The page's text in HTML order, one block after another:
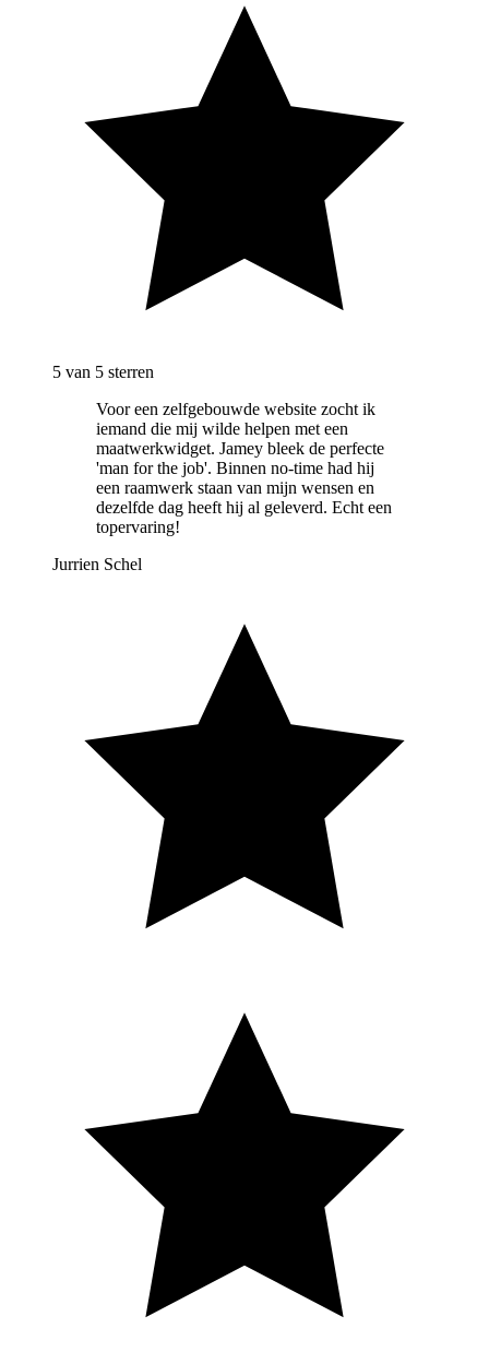
5 van 5 sterren
Voor een zelfgebouwde website zocht ik
iemand die mij wilde helpen met een
maatwerkwidget. Jamey bleek de perfecte
'man for the job'. Binnen no-time had hij
een raamwerk staan van mijn wensen en
dezelfde dag heeft hij al geleverd. Echt een
topervaring!
Jurrien Schel